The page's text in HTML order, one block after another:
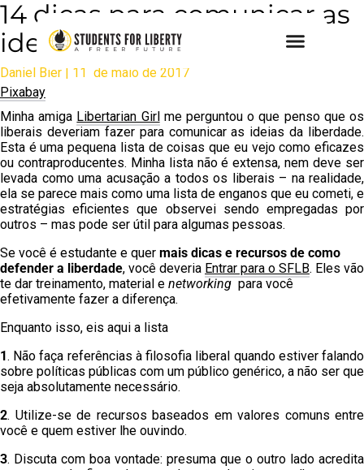
14 dicas para comunicar as
ideias da liberdade
Daniel Bier | 11 de maio de 2017
Pixabay
Minha amiga Libertarian Girlme perguntou o que penso que os
liberais deveriam fazer para comunicar as ideias da liberdade.
Esta é uma pequena lista de coisas que eu vejo como eficazes
ou contraproducentes. Minha lista não é extensa, nem deve ser
levada como uma acusação a todos os liberais – na realidade,
ela se parece mais como uma lista de enganos que eu cometi, e
estratégias eficientes que observei sendo empregadas por
outros – mas pode ser útil para algumas pessoas.
Se você é estudante e quer mais dicas e recursos de como
defender a liberdade, você deveria Entrar para o SFLB. Eles vão
te dar treinamento, material e networking para você
efetivamente fazer a diferença.
Enquanto isso, eis aqui a lista
1. Não faça referências à filosofia liberal quando estiver falando
sobre políticas públicas com um público genérico, a não ser que
seja absolutamente necessário.
2. Utilize-se de recursos baseados em valores comuns entre
você e quem estiver lhe ouvindo.
3. Discuta com boa vontade: presuma que o outro lado acredita